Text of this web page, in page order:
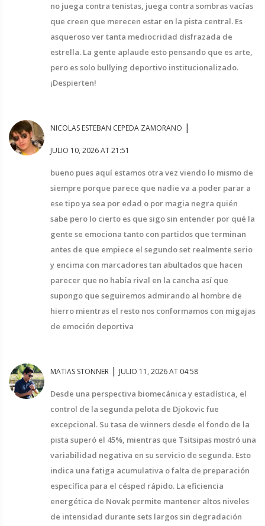
no juega contra tenistas, juega contra sombras vacías
que creen que merecen estar en la pista central. Es
asqueroso ver tanta mediocridad disfrazada de
estrella. La gente aplaude esto pensando que es arte,
pero es solo bullying deportivo institucionalizado.
¡Despierten!
NICOLAS ESTEBAN CEPEDA ZAMORANO |
JULIO 10, 2026 AT 21:51
bueno pues aquí estamos otra vez viendo lo mismo de
siempre porque parece que nadie va a poder parar a
ese tipo ya sea por edad o por magia negra quién
sabe pero lo cierto es que sigo sin entender por qué la
gente se emociona tanto con partidos que terminan
antes de que empiece el segundo set realmente serio
y encima con marcadores tan abultados que hacen
parecer que no había rival en la cancha así que
supongo que seguiremos admirando al hombre de
hierro mientras el resto nos conformamos con migajas
de emoción deportiva
MATIAS STONNER | JULIO 11, 2026 AT 04:58
Desde una perspectiva biomecánica y estadística, el
control de la segunda pelota de Djokovic fue
excepcional. Su tasa de winners desde el fondo de la
pista superó el 45%, mientras que Tsitsipas mostró una
variabilidad negativa en su servicio de segunda. Esto
indica una fatiga acumulativa o falta de preparación
específica para el césped rápido. La eficiencia
energética de Novak permite mantener altos niveles
de intensidad durante sets largos sin degradación